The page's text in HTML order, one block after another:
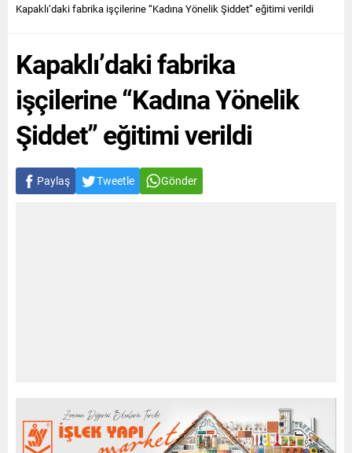
Kapaklı’daki fabrika işçilerine “Kadına Yönelik Şiddet” eğitimi verildi
Kapaklı’daki fabrika
işçilerine “Kadına Yönelik
Şiddet” eğitimi verildi
Paylaş Tweetle Gönder